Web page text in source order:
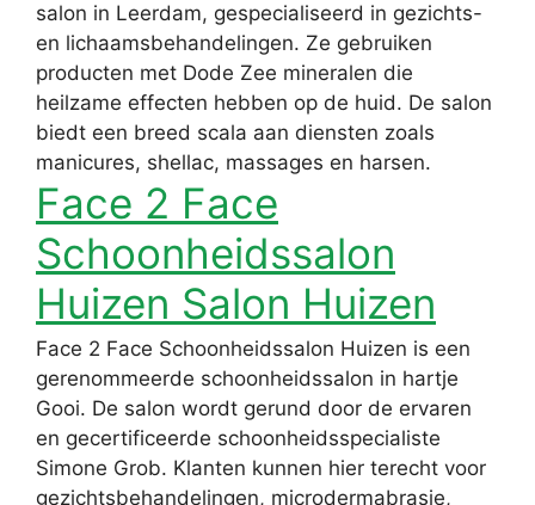
salon in Leerdam, gespecialiseerd in gezichts-
en lichaamsbehandelingen. Ze gebruiken
producten met Dode Zee mineralen die
heilzame effecten hebben op de huid. De salon
biedt een breed scala aan diensten zoals
manicures, shellac, massages en harsen.
Face 2 Face
Schoonheidssalon
Huizen Salon Huizen
Face 2 Face Schoonheidssalon Huizen is een
gerenommeerde schoonheidssalon in hartje
Gooi. De salon wordt gerund door de ervaren
en gecertificeerde schoonheidsspecialiste
Simone Grob. Klanten kunnen hier terecht voor
gezichtsbehandelingen, microdermabrasie,